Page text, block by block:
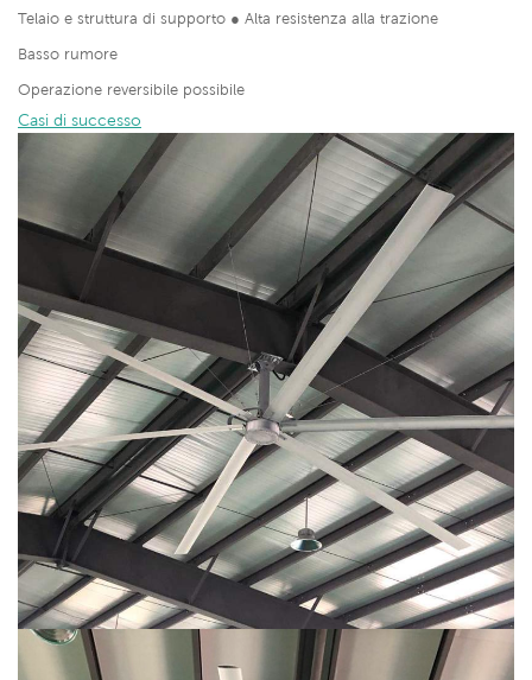
Telaio e struttura di supporto ● Alta resistenza alla trazione
Basso rumore
Operazione reversibile possibile
Casi di successo